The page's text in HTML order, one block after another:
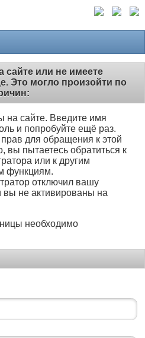
сайте или не имеете
Это могло произойти по
на сайте. Введите имя
и попробуйте ещё раз.
для обращения к этой
вы пытаетесь обратиться к
или к другим
функциям.
отключил вашу
вы не активированы на
необходимо